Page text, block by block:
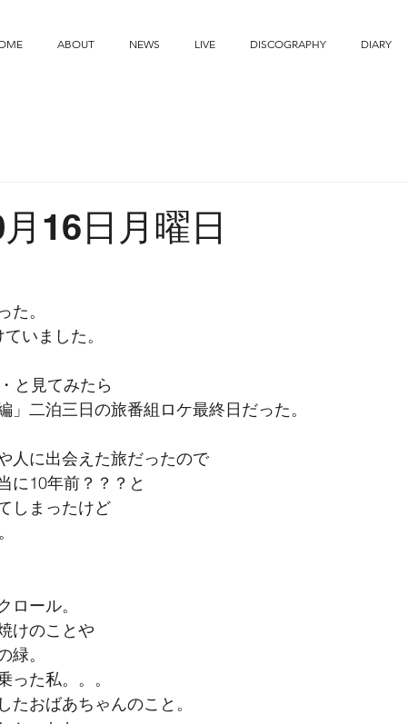
ABOUT NEWS LIVE DISCOGRAPHY DIARY
16日月曜日
。
いました。
と見てみたら
」二泊三日の旅番組ロケ最終日だった。
人に出会えた旅だったので
に10年前？？？と
しまったけど
ロール。
けのことや
。
った私。。。
たおばあちゃんのこと。